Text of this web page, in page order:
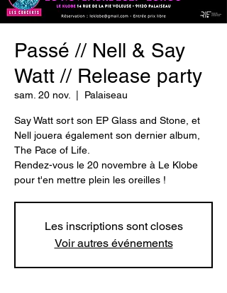
Passé // Nell & Say
Watt // Release party
sam. 20 nov. Palaiseau
Say Watt sort son EP Glass and Stone, et
Nell jouera également son dernier album,
The Pace of Life.
Rendez-vous le 20 novembre à Le Klobe
pour t'en mettre plein les oreilles !
Les inscriptions sont closes
Voir autres événements